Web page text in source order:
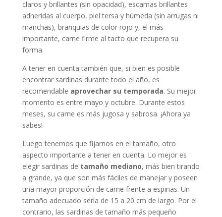
claros y brillantes (sin opacidad), escamas brillantes
adheridas al cuerpo, piel tersa y húmeda (sin arrugas ni
manchas), branquias de color rojo y, el más
importante, carne firme al tacto que recupera su
forma.
A tener en cuenta también que, si bien es posible
encontrar sardinas durante todo el año, es
recomendable aprovechar su temporada. Su mejor
momento es entre mayo y octubre. Durante estos
meses, su carne es más jugosa y sabrosa. ¡Ahora ya
sabes!
Luego tenemos que fijarnos en el tamaño, otro
aspecto importante a tener en cuenta. Lo mejor es
elegir sardinas de tamaño mediano, más bien tirando
a grande, ya que son más fáciles de manejar y poseen
una mayor proporción de carne frente a espinas. Un
tamaño adecuado sería de 15 a 20 cm de largo. Por el
contrario, las sardinas de tamaño más pequeño